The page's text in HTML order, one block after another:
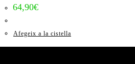
64,90€
Afegeix a la cistella